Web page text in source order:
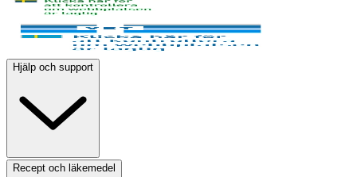
Hjälp och support
Recept och läkemedel